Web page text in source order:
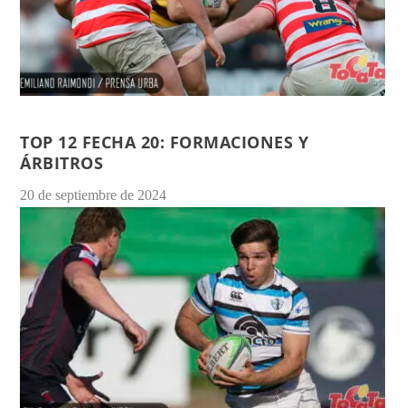
TOP 12 FECHA 20: FORMACIONES Y
ÁRBITROS
20 de septiembre de 2024